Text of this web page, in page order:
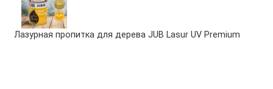
Лазурная пропитка для дерева JUB Lasur UV Premium